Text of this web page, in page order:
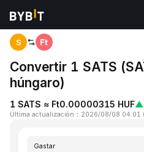
Inicio Satoshis Vision(SATS) to
S
Convertir 1 SATS
húngaro)
1 SATS ≈ Ft0.00000315 HUF▲
Última actualización ： 2026/08/08 04:01 (
Gastar